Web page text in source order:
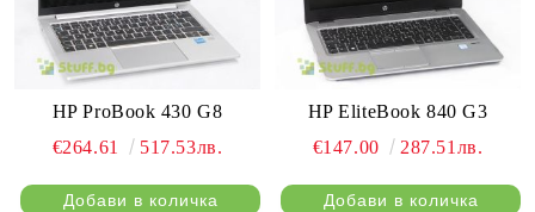
HP ProBook 430 G8
€264.61
517.53лв.
HP EliteBook 840 G3
€147.00
287.51лв.